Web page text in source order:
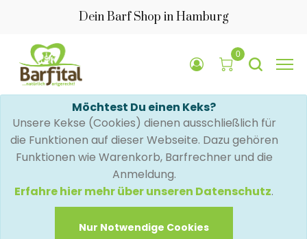
Dein Barf Shop in Hamburg
0
Möchtest Du einen Keks?
Unsere Kekse (Cookies) dienen ausschließlich für
die Funktionen auf dieser Webseite. Dazu gehören
Funktionen wie Warenkorb, Barfrechner und die
Anmeldung.
Erfahre hier mehr über unseren Datenschutz.
Nur Notwendige Cookies